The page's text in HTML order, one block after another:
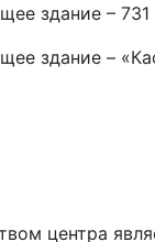
здание – 731
здание –
центра